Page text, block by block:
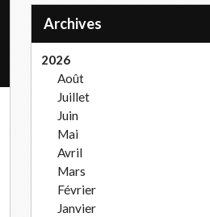
Archives
2026
Août
Juillet
Juin
Mai
Avril
Mars
Février
Janvier